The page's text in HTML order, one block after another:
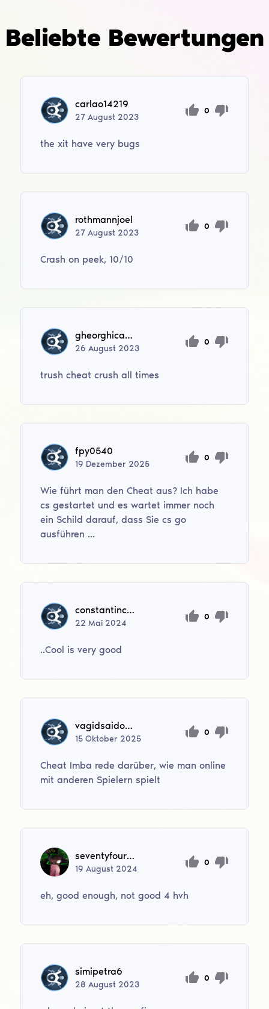
Beliebte Bewertungen
carlao14219
27August 2023
0
the xit have very bugs
rothmannjoel
27August 2023
0
Crash on peek, 10/10
gheorghicamarius70
26August 2023
0
trush cheat crush all times
fpy0540
19 Dezember 2025
0
Wie führt man den Cheat aus? Ich habe
cs gestartet und es wartet immer noch
ein Schild darauf, dass Sie cs go
ausführen ...
constantincerlat14
22Mai 2024
0
..Cool is very good
vagidsaidov1337
15Oktober 2025
0
Cheat Imba rede darüber, wie man online
mit anderen Spielern spielt
seventyfourfm
19August 2024
0
eh, good enough, not good 4 hvh
simipetra6
28August 2023
0